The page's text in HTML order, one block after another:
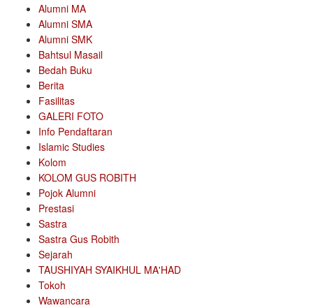
Alumni MA
Alumni SMA
Alumni SMK
Bahtsul Masail
Bedah Buku
Berita
Fasilitas
GALERI FOTO
Info Pendaftaran
Islamic Studies
Kolom
KOLOM GUS ROBITH
Pojok Alumni
Prestasi
Sastra
Sastra Gus Robith
Sejarah
TAUSHIYAH SYAIKHUL MA'HAD
Tokoh
Wawancara